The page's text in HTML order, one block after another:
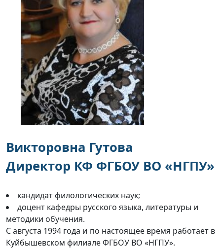
Викторовна Гутова
Директор КФ ФГБОУ ВО «НГПУ»
кандидат филологических наук;
доцент кафедры русского языка, литературы и
методики обучения.
С августа 1994 года и по настоящее время работает в
Куйбышевском филиале ФГБОУ ВО «НГПУ».